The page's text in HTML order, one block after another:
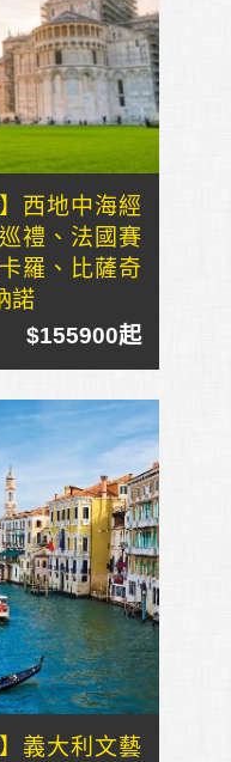
西地中海經
禮、法國賽
羅、比薩奇
諾
$155900起
義大利文藝